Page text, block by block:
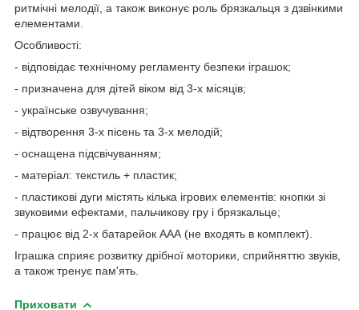
ритмічні мелодії, а також виконує роль брязкальця з дзвінкими
елементами.
Особливості:
- відповідає технічному регламенту безпеки іграшок;
- призначена для дітей віком від 3-х місяців;
- українське озвучування;
- відтворення 3-х пісень та 3-х мелодій;
- оснащена підсвічуванням;
- матеріал: текстиль + пластик;
- пластикові дуги містять кілька ігрових елементів: кнопки зі
звуковими ефектами, пальчикову гру і брязкальце;
- працює від 2-х батарейок ААА (не входять в комплект).
Іграшка сприяє розвитку дрібної моторики, сприйняттю звуків,
а також тренує пам'ять.
Приховати